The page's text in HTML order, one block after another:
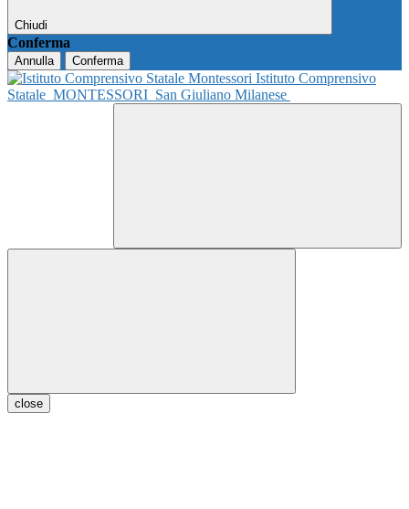
Chiudi
Conferma
Annulla Conferma
Istituto Comprensivo
Statale MONTESSORI San Giuliano Milanese
close